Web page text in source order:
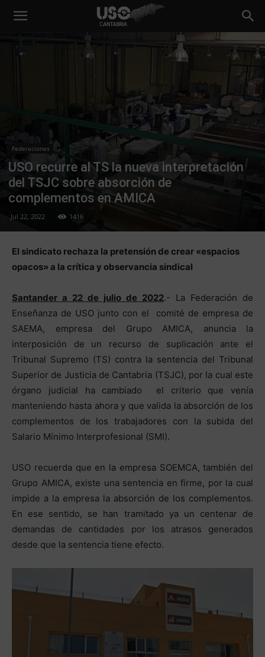
Federaciones
USO recurre al TS la nueva interpretación
del TSJC sobre absorción de
complementos en AMICA
Jul 22, 2022 1416
El sindicato rechaza la pretensión de crear «espacios
opacos» a la crítica y observancia sindical
Santander a 22 de julio de 2022.- La Federación de
Enseñanza de USO junto con el comité de empresa de
SAEMA, empresa del Grupo AMICA, anuncia la
interposición de un recurso de suplicación ante el
Tribunal Supremo (TS) contra la sentencia del Tribunal
Superior de Justicia de Cantabria (TSJC), por la cual este
órgano judicial ha cambiado el criterio que venía
manteniendo hasta ahora y que valida la absorción de los
complementos de los trabajadores con la subida del
Salario Mínimo Interprofesional (SMI).
USO recuerda que en la empresa SOEMCA, también del
Grupo AMICA, existe una sentencia en firme, por la cual
impide a la empresa la absorción de los complementos.
En ese sentido, se han tramitado ya un centenar de
demandas de cantidades por los atrasos generados
desde que la sentencia tiene efecto.